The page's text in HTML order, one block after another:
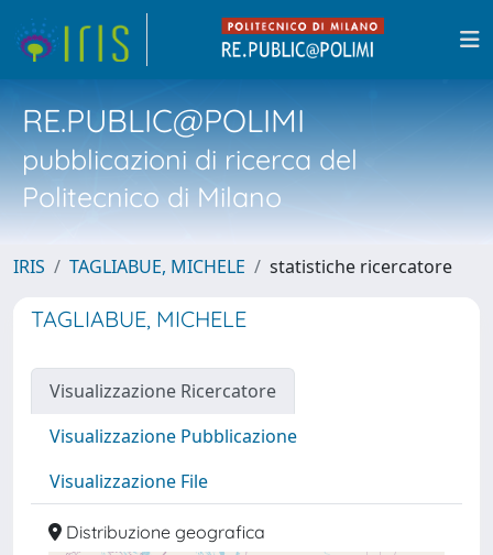
RE.PUBLIC@POLIMI
pubblicazioni di ricerca del
Politecnico di Milano
IRIS TAGLIABUE, MICHELE statistiche ricercatore
TAGLIABUE, MICHELE
Visualizzazione Ricercatore
Visualizzazione Pubblicazione
Visualizzazione File
Distribuzione geografica